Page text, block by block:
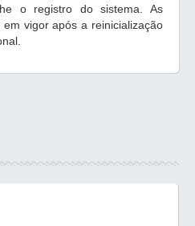
o registro do sistema. As
vigor após a reinicialização